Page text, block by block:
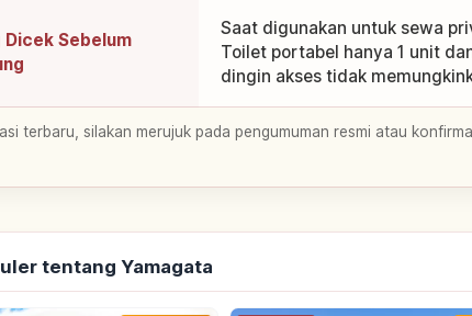
Dicek Sebelum
Saat digunakan untuk sewa
Toilet portabel hanya 1 unit
dingin akses tidak
terbaru, silakan merujuk pada pengumuman resmi atau
tentang Yamagata